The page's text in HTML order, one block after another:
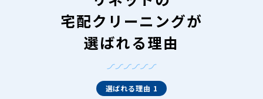
宅配クリーニングが
選ばれる理由
選ばれる理由 1